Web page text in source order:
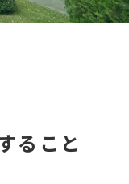
ること